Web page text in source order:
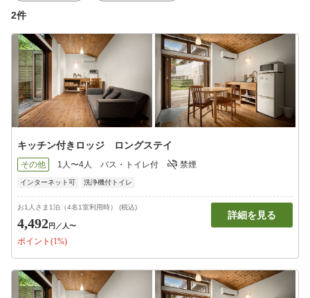
2件
キッチン付きロッジ ロングステイ
その他 1人〜4人 バス・トイレ付 禁煙
インターネット可 洗浄機付トイレ
お1人さま1泊（4名1室利用時） (税込)
4,492円 ／人〜
ポイント(1%)
詳細を見る